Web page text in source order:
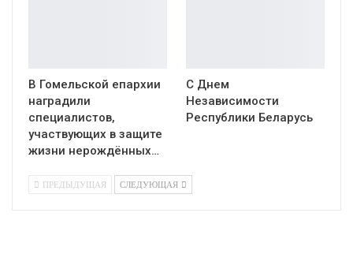
В Гомельской епархии
наградили
специалистов,
участвующих в защите
жизни нерождённых…
С Днем
Независимости
Республики Беларусь
ПРЕДЫДУЩАЯ СЛЕДУЮЩАЯ